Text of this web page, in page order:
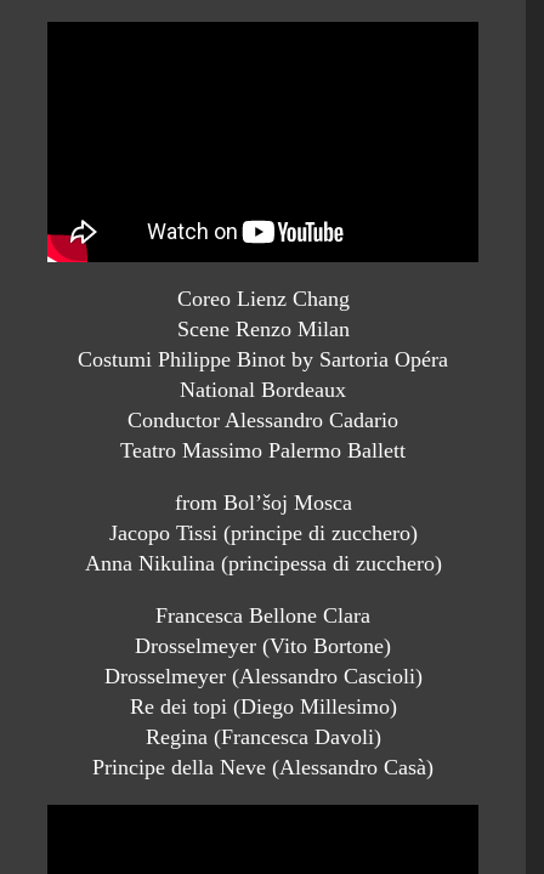
Coreo Lienz Chang
Scene Renzo Milan
Costumi Philippe Binot by Sartoria Opéra
National Bordeaux
Conductor Alessandro Cadario
Teatro Massimo Palermo Ballett
from Bol’šoj Mosca
Jacopo Tissi (principe di zucchero)
Anna Nikulina (principessa di zucchero)
Francesca Bellone Clara
Drosselmeyer (Vito Bortone)
Drosselmeyer (Alessandro Cascioli)
Re dei topi (Diego Millesimo)
Regina (Francesca Davoli)
Principe della Neve (Alessandro Casà)